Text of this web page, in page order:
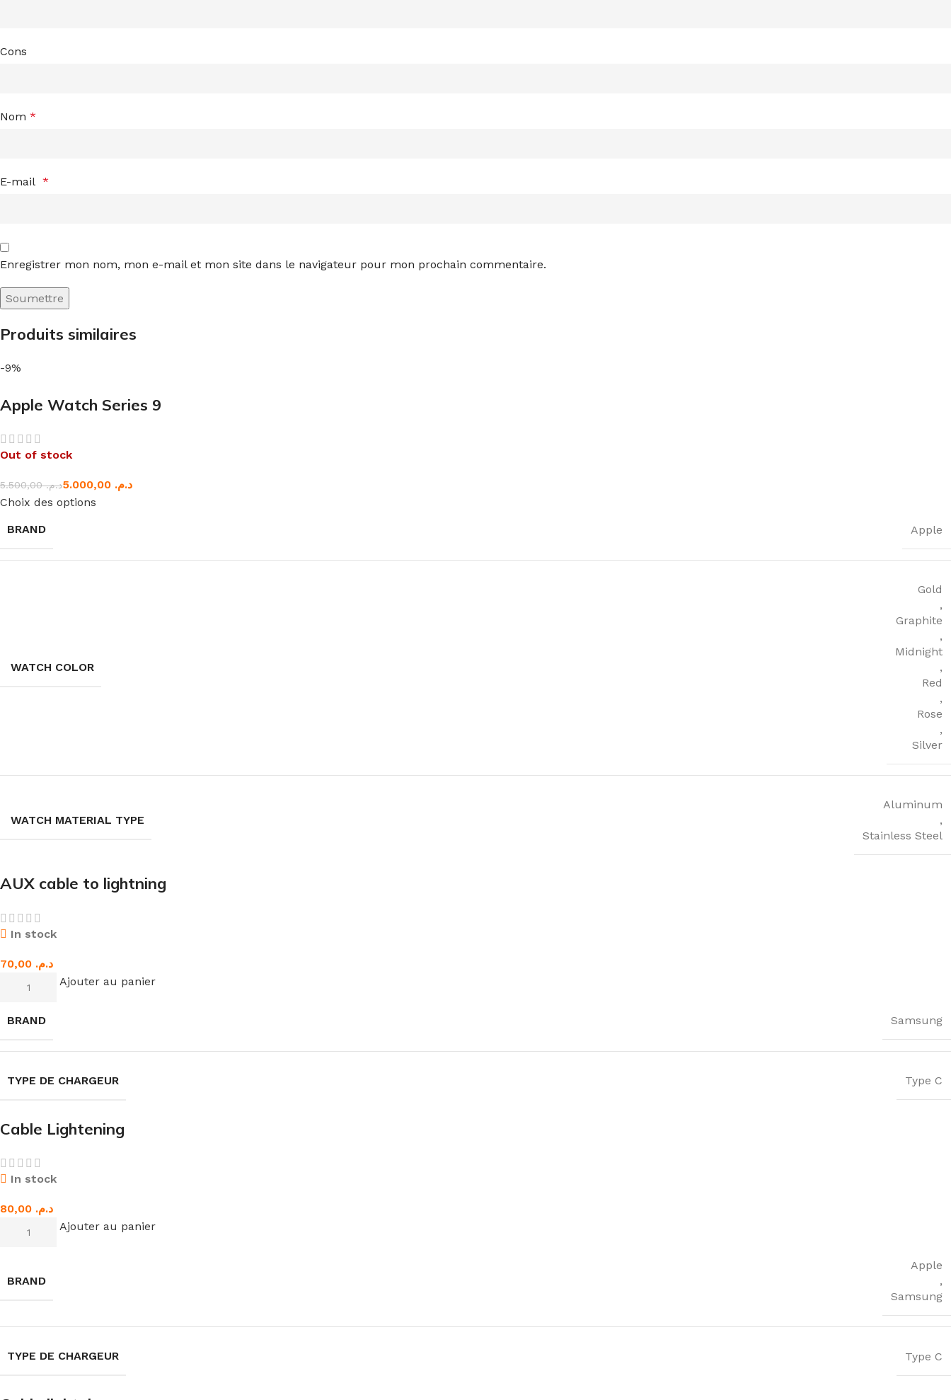
Cons
Nom *
E-mail *
Enregistrer mon nom, mon e-mail et mon site dans le navigateur pour mon prochain commentaire.
Produits similaires
-9%
Apple Watch Series 9
Out of stock
د.م.5.500,00 د.م.
Choix des options
BRAND
Apple
WATCH COLOR
Gold
,
Graphite
,
Midnight
,
Red
,
Rose
,
Silver
WATCH MATERIAL TYPE
Aluminum
,
Stainless Steel
AUX cable to lightning
In stock
د.م.
Ajouter au panier
BRAND Samsung
TYPE DE CHARGEUR Type C
Cable Lightening
In stock
د.م.
Ajouter au panier
BRAND
Apple
,
Samsung
TYPE DE CHARGEUR Type C